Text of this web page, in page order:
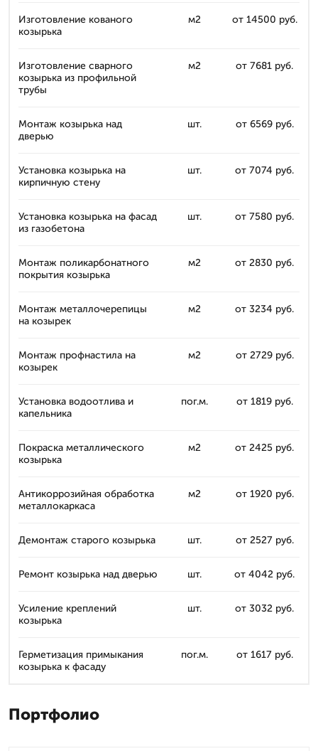
Изготовление кованого
козырька
м2 от 14500 руб.
Изготовление сварного
козырька из профильной
трубы
м2 от 7681 руб.
Монтаж козырька над
дверью
шт. от 6569 руб.
Установка козырька на
кирпичную стену
шт. от 7074 руб.
Установка козырька на фасад
из газобетона
шт. от 7580 руб.
Монтаж поликарбонатного
покрытия козырька
м2 от 2830 руб.
Монтаж металлочерепицы
на козырек
м2 от 3234 руб.
Монтаж профнастила на
козырек
м2 от 2729 руб.
Установка водоотлива и
капельника
пог.м. от 1819 руб.
Покраска металлического
козырька
м2 от 2425 руб.
Антикоррозийная обработка
металлокаркаса
м2 от 1920 руб.
Демонтаж старого козырька шт. от 2527 руб.
Ремонт козырька над дверью шт. от 4042 руб.
Усиление креплений
козырька
шт. от 3032 руб.
Герметизация примыкания
козырька к фасаду
пог.м. от 1617 руб.
Портфолио